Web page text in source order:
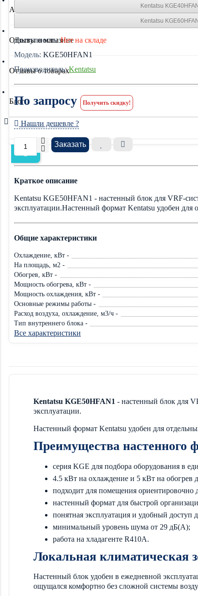
Акции
Отзывы о магазине
Отзывы о товарах
Блог
Kentatsu
Kentatsu
Доступность: Нет на складе
Модель: KGE50HFAN1
Производитель: Kentatsu
По запросу Получить скидку!
Нашли дешевле ?
Заказать
Краткое описание
Kentatsu KGE50HFAN1 - настенный блок для VRF-
эксплуатации.Настенный формат Kentatsu удобен для
Общие характеристики
Охлаждение, кВт -
На площадь, м2 -
Обогрев, кВт -
Мощность обогрева, кВт -
Мощность охлаждения, кВт -
Основные режимы работы -
Расход воздуха, охлаждение, м3/ч -
Тип внутреннего блока -
Все характеристики
Kentatsu KGE50HFAN1 - настенный блок для
эксплуатации.
Настенный формат Kentatsu удобен для
Преимущества настенного
серия KGE для подбора оборудования в
4.5 кВт на охлаждение и 5 кВт на обогрев
подходит для помещения ориентировочно
настенный формат для быстрой
понятная эксплуатация и удобный доступ
минимальный уровень шума от 29 дБ(А);
работа на хладагенте R410A.
Локальная климатическая
Настенный блок удобен в ежедневной
ощущался комфортно без сложной системы